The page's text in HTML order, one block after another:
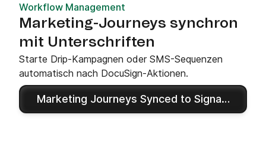
Workflow Management
Marketing-Journeys synchron
mit Unterschriften
Starte Drip-Kampagnen oder SMS-Sequenzen
automatisch nach DocuSign-Aktionen.
Marketing Journeys Synced to Signatures